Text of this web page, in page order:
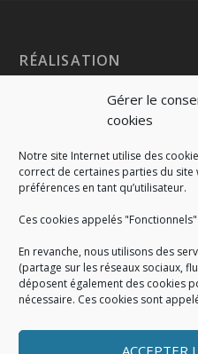
Gérer le
cookies
Notre site Internet utilise des
correct de certaines parties du
préférences en tant qu’utilisateur.
Ces cookies appelés
En revanche, nous utilisons des
(partage sur les réseaux sociaux,
déposent également des cookies
nécessaire. Ces cookies sont
ACCEPTER
RÉALISATION